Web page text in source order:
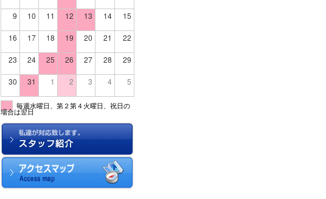
9 10 11 12 13 14 15
16 17 18 19 20 21 22
23 24 25 26 27 28 29
30 31 1 2 3 4 5
毎週水曜日、第２第４火曜日、祝日の
場合は翌日